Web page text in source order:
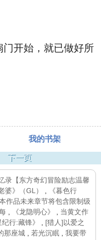
开始，就已做好所
我的书架
下一页
录【东方奇幻冒险励志温馨
婆》（GL）
《暮色行
作品未来章节将包含限制级
《龙隐明心》
当黄文作
纪行:藏锋》
[猎人]以爱之
那座城 若光沉眠
我要带